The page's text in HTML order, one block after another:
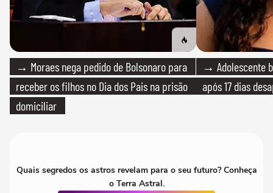
→ Moraes nega pedido de Bolsonaro para
receber os filhos no Dia dos Pais na prisão
domiciliar
→ Adolescente
após 17 dias
Quais segredos os astros revelam para o seu futuro? Conheça
o Terra Astral.